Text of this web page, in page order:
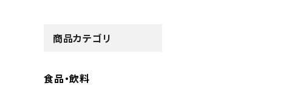
商品カテゴリ
食品・飲料